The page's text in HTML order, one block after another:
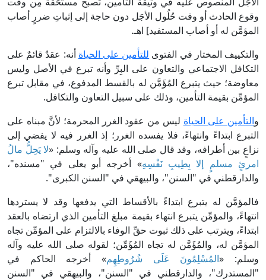
وقوع الحادث أو وقت حُلُول الأجَل دون حاجة إلى إثباتِ ضررٍ أصاب
المؤمَّن له أو أصاب المستفيد] اهـ.
والتكييف المختار في الفتوى للتأمين على الحياة أنه: عقدٌ قائمٌ على
التكافل الاجتماعي والتعاون على البِرِّ وأنه تبرع في الأصل وليس
معاوضة؛ حيث يتبرع المُؤَمَّن له بالقسط المدفوع، في مقابل تبرع
المؤمِّن بقيمة التأمين، وذلك على سبيل التعاون والتكافل.
والتأمين على الحياة ليس من عقود الغرر المحرمة؛ لأنَّ مبناه على
التبرع ابتداءً وانتهاءً، فلا يفسده الغرر؛ إذ الغرر فيه لا يفضي إلى
نزاعٍ بين أطرافه، وقد قال صلى الله عليه وآله وسلم: «لا يَحِلُّ مالُ
امرئٍ مسلمٍ إلا بِطِيبِ نَفْسِهِ» أخرجه أبو يعلى في "مسنده"،
والدارقطني في "السنن"، والبيهقي في "السنن الكبرى".
فالمؤمَّن له يتبرع ابتداءً بالأقساط التي يدفعها وقد لا يستردها
انتهاءً، والمؤمِّن يتبرع انتهاء بقيمة مبلغ التأمين الذي ارتضاه بالعقد
ابتداءً، ويترتب على ذلك ثبوت حقِّ الوفاء بالالتزام على المؤمِّن تجاه
المؤمَّن له، والمُؤَمَّن له تجاه المُؤَمِّن؛ لقوله صلى الله عليه وآله
وسلم: «المُسْلِمُونَ عَلَى شُرُوطِهِم» أخرجه الحاكم في
"المستدرك"، والدارقطني في "السنن"، والبيهقي في "السنن